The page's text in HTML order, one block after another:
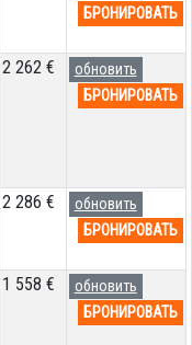
БРОНИРОВАТЬ
2 262 €
обновить
БРОНИРОВАТЬ
2 286 €
обновить
БРОНИРОВАТЬ
1 558 €
обновить
БРОНИРОВАТЬ